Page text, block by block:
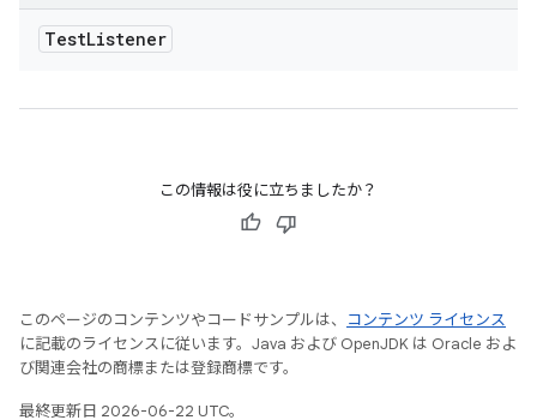
TestListener
この情報は役に立ちましたか？
このページのコンテンツやコードサンプルは、
コンテンツ ライセンス
に記載のライセンスに従います。Java および OpenJDK は Oracle およ
び関連会社の商標または登録商標です。
最終更新日 2026-06-22 UTC。